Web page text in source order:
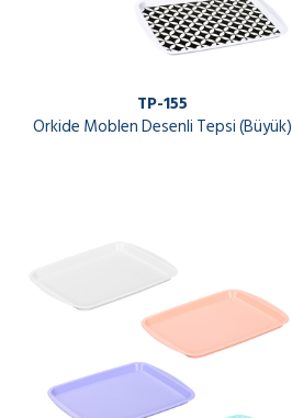
TP-155
Orkide Moblen Desenli Tepsi (Büyük)